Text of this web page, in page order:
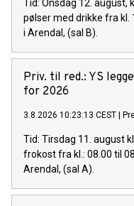
Tid: Onsdag 12. august,
pølser med drikke fra kl.
i Arendal, (sal B).
Priv. til red.: YS
for 2026
3.8.2026 10:23:13 CEST
Tid: Tirsdag 11. august
frokost fra kl.: 08.00 til
Arendal, (sal A).